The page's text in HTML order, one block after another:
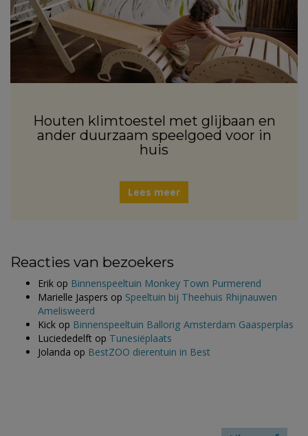
Houten klimtoestel met glijbaan en
ander duurzaam speelgoed voor in
huis
Lees meer
Reacties van bezoekers
Erik op Binnenspeeltuin Monkey Town Purmerend
Marielle Jaspers op Speeltuin bij Theehuis Rhijnauwen
Amelisweerd
Kick op Binnenspeeltuin Ballorig Amsterdam Gaasperplas
Luciededelft op Tunesiëplaats
Jolanda op BestZOO dierentuin in Best